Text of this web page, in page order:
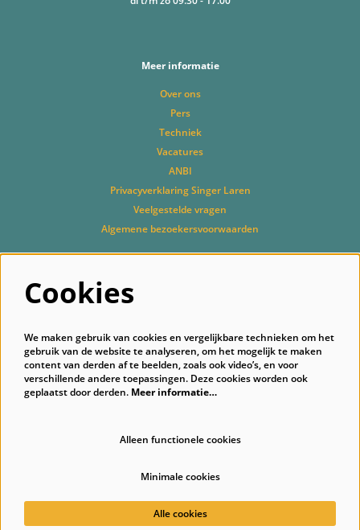
Meer informatie
Over ons
Pers
Techniek
Vacatures
ANBI
Privacyverklaring Singer Laren
Veelgestelde vragen
Algemene bezoekersvoorwaarden
Powered byCultureSuite
Cookies
We maken gebruik van cookies en vergelijkbare technieken om het
gebruik van de website te analyseren, om het mogelijk te maken
content van derden af te beelden, zoals ook video’s, en voor
verschillende andere toepassingen. Deze cookies worden ook
geplaatst door derden. Meer informatie…
Alleen functionele cookies
Minimale cookies
Alle cookies